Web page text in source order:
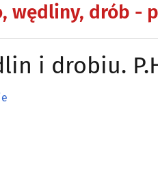
wędliny, drób -
i drobiu.